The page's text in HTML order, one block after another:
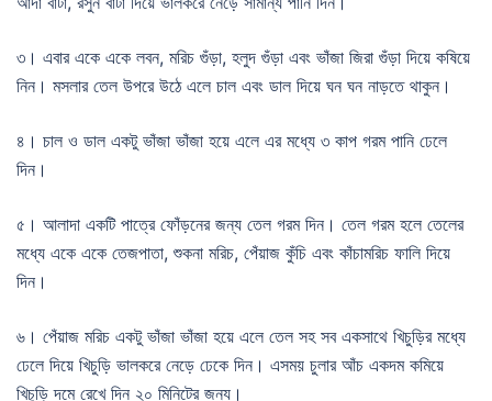
৩। এবার একে একে লবন, মরিচ গুঁড়া, হলুদ গুঁড়া এবং ভাঁজা জিরা গুঁড়া দিয়ে কষিয়ে
নিন। মসলার তেল উপরে উঠে এলে চাল এবং ডাল দিয়ে ঘন ঘন নাড়তে থাকুন।
৪। চাল ও ডাল একটু ভাঁজা ভাঁজা হয়ে এলে এর মধ্যে ৩ কাপ গরম পানি ঢেলে
দিন।
৫। আলাদা একটি পাত্রে ফোঁড়নের জন্য তেল গরম দিন। তেল গরম হলে তেলের
মধ্যে একে একে তেজপাতা, শুকনা মরিচ, পেঁয়াজ কুঁচি এবং কাঁচামরিচ ফালি দিয়ে
দিন।
৬। পেঁয়াজ মরিচ একটু ভাঁজা ভাঁজা হয়ে এলে তেল সহ সব একসাথে খিচুড়ির মধ্যে
ঢেলে দিয়ে খিচুড়ি ভালকরে নেড়ে ঢেকে দিন। এসময় চুলার আঁচ একদম কমিয়ে
খিচুড়ি দমে রেখে দিন ২০ মিনিটের জন্য।